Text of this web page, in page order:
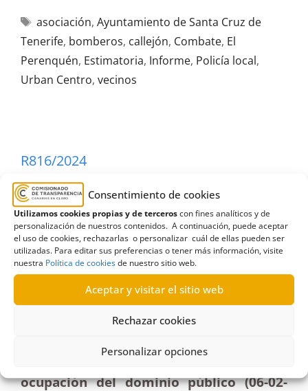
Consentimiento de cookies
Utilizamos cookies propias y de terceroscon fines analíticos y de
personalización de nuestros contenidos. A continuación, puede aceptar
el uso de cookies, rechazarlas o personalizar cuál de ellas pueden ser
utilizadas. Para editar sus preferencias o tener más información, visite
nuestra Política de cookiesde nuestro sitio web.
Aceptar y visitar el sitio web
Rechazar cookies
Personalizar opciones
asociación, Ayuntamiento de Santa Cruz de
Tenerife, bomberos, callejón, Combate, El
Perenquén, Estimatoria, Informe, Policía local,
Urban Centro, vecinos
R816/2024
15/09/2025
Solicitud al Ayuntamiento de Santa Cruz de
Tenerife del expediente sobre bonificación de tasas
de ocupación del dominio público|Inadmisión
Resolución de inadmisión de solicitud de
información al Ayuntamiento de Santa
Cruz de Tenerife relativa al expediente
completo de bonificación de tasas de
ocupación del dominio público (06-02-